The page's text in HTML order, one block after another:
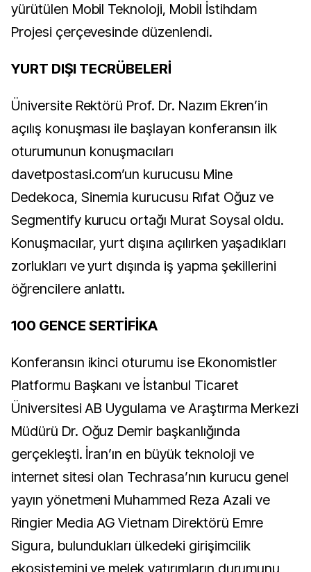
yürütülen Mobil Teknoloji, Mobil İstihdam
Projesi çerçevesinde düzenlendi.
YURT DIŞI TECRÜBELERİ
Üniversite Rektörü Prof. Dr. Nazım Ekren’in
açılış konuşması ile başlayan konferansın ilk
oturumunun konuşmacıları
davetpostasi.com’un kurucusu Mine
Dedekoca, Sinemia kurucusu Rıfat Oğuz ve
Segmentify kurucu ortağı Murat Soysal oldu.
Konuşmacılar, yurt dışına açılırken yaşadıkları
zorlukları ve yurt dışında iş yapma şekillerini
öğrencilere anlattı.
100 GENCE SERTİFİKA
Konferansın ikinci oturumu ise Ekonomistler
Platformu Başkanı ve İstanbul Ticaret
Üniversitesi AB Uygulama ve Araştırma Merkezi
Müdürü Dr. Oğuz Demir başkanlığında
gerçekleşti. İran’ın en büyük teknoloji ve
internet sitesi olan Techrasa’nın kurucu genel
yayın yönetmeni Muhammed Reza Azali ve
Ringier Media AG Vietnam Direktörü Emre
Sigura, bulundukları ülkedeki girişimcilik